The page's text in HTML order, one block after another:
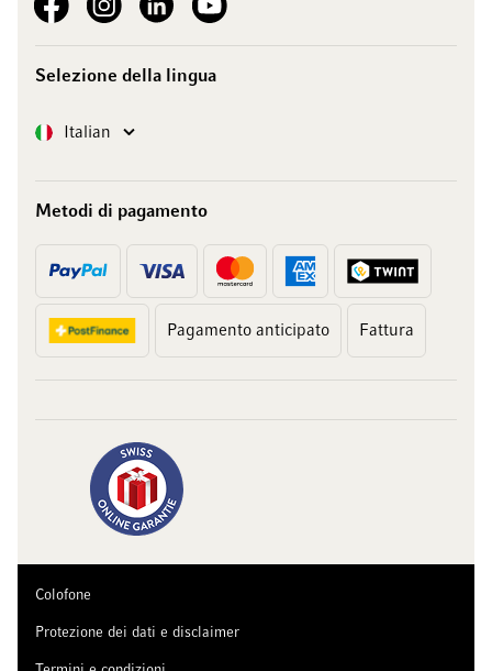
Selezione della lingua
Lingua Italian
Metodi di pagamento
Pagamento anticipato Fattura
Colofone
Protezione dei dati e disclaimer